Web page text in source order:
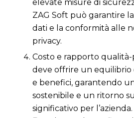
elevate misure di
ZAG Soft può garantire
dati e la conformità alle
privacy.
Costo e rapporto
deve offrire un equilibrio
e benefici, garantendo
sostenibile e un ritorno
significativo per